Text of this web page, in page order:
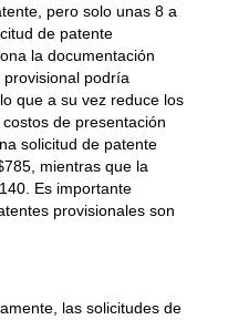
pero solo unas 8 a
de patente
la documentación
podría
que a su vez reduce los
de presentación
solicitud de patente
mientras que la
Es importante
provisionales son
las solicitudes de